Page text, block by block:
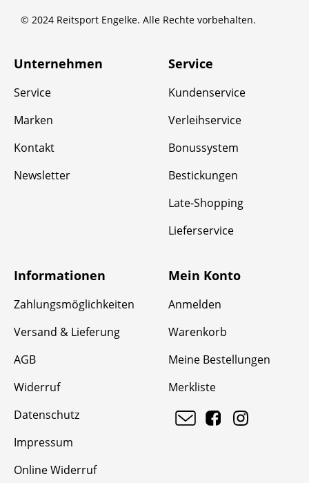
© 2024 Reitsport Engelke. Alle Rechte vorbehalten.
Unternehmen
Service
Marken
Kontakt
Newsletter
Service
Kundenservice
Verleihservice
Bonussystem
Bestickungen
Late-Shopping
Lieferservice
Informationen
Zahlungsmöglichkeiten
Versand & Lieferung
AGB
Widerruf
Datenschutz
Impressum
Online Widerruf
Mein Konto
Anmelden
Warenkorb
Meine Bestellungen
Merkliste